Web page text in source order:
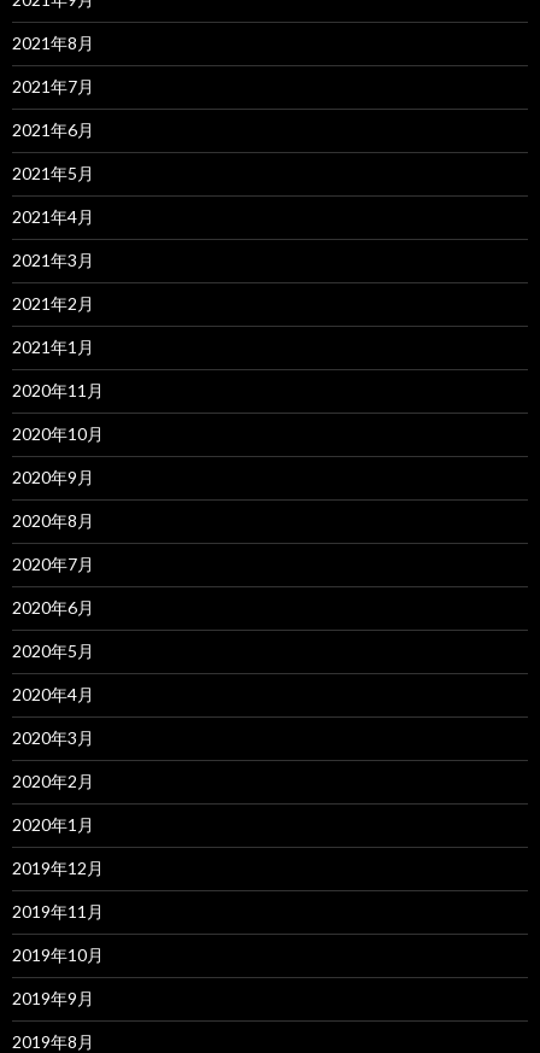
2021年8月
2021年7月
2021年6月
2021年5月
2021年4月
2021年3月
2021年2月
2021年1月
2020年11月
2020年10月
2020年9月
2020年8月
2020年7月
2020年6月
2020年5月
2020年4月
2020年3月
2020年2月
2020年1月
2019年12月
2019年11月
2019年10月
2019年9月
2019年8月